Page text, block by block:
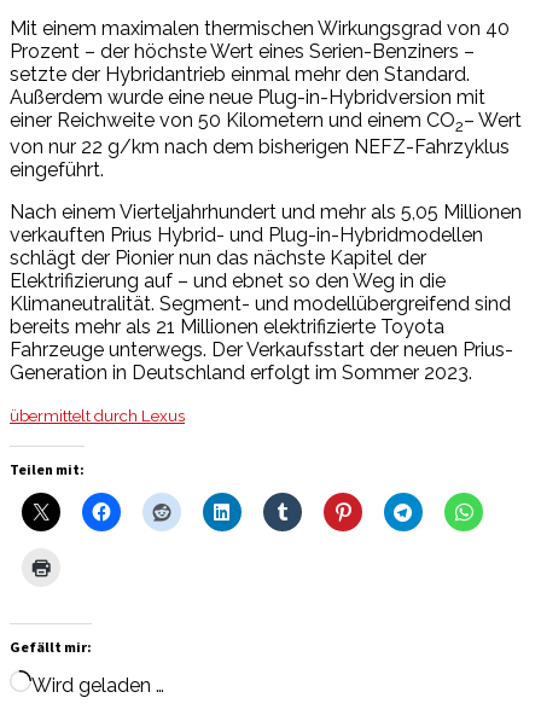
Mit einem maximalen thermischen Wirkungsgrad von 40
Prozent – der höchste Wert eines Serien-Benziners –
setzte der Hybridantrieb einmal mehr den Standard.
Außerdem wurde eine neue Plug-in-Hybridversion mit
einer Reichweite von 50 Kilometern und einem CO2– Wert
von nur 22 g/km nach dem bisherigen NEFZ-Fahrzyklus
eingeführt.
Nach einem Vierteljahrhundert und mehr als 5,05 Millionen
verkauften Prius Hybrid- und Plug-in-Hybridmodellen
schlägt der Pionier nun das nächste Kapitel der
Elektrifizierung auf – und ebnet so den Weg in die
Klimaneutralität. Segment- und modellübergreifend sind
bereits mehr als 21 Millionen elektrifizierte Toyota
Fahrzeuge unterwegs. Der Verkaufsstart der neuen Prius-
Generation in Deutschland erfolgt im Sommer 2023.
übermittelt durch Lexus
Teilen mit:
Gefällt mir:
Wird geladen …